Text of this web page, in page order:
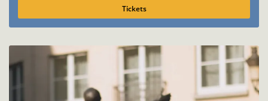
Tickets